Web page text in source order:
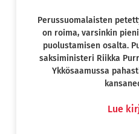
Perussuomalaisten
on roima, varsinkin
puolustamisen osalta.
saksiministeri Riikka
Ykkösaamussa
Lue